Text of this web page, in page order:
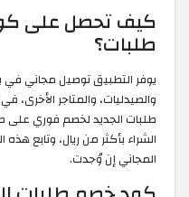
كيف تحصل على
طلبات؟
يوفر التطبيق توصيل مجاني
والصيدليات، والمتاجر
طلبات الجديد لخصم فوري على
الشراء بأكثر من ريال، وتابع
المجاني إن وُجدت.